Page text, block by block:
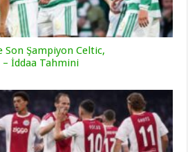
Son Şampiyon Celtic,
– İddaa Tahmini